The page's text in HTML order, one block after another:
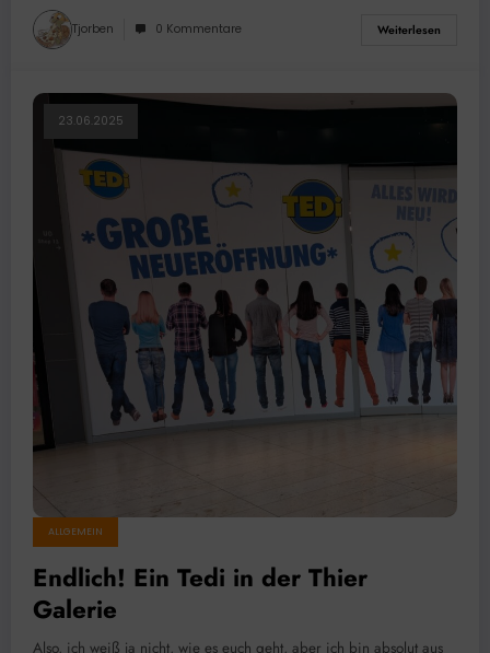
Tjorben 0 Kommentare Weiterlesen
23.06.2025
ALLGEMEIN
Endlich! Ein Tedi in der Thier
Galerie
Also, ich weiß ja nicht, wie es euch geht, aber ich bin absolut aus